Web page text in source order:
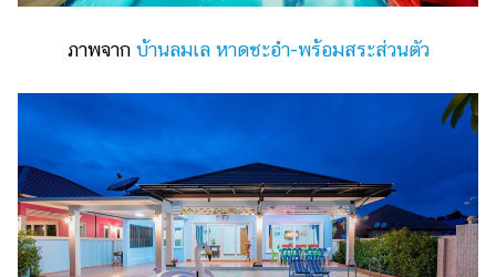
ภาพจาก บ้านลมเล หาดชะอำ-พร้อมสระส่วนตัว